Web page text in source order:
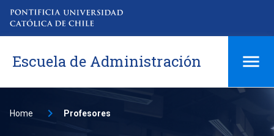
Escuela de Administración
Home Profesores